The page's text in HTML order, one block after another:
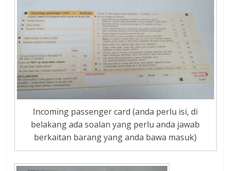
Incoming passenger card (anda perlu isi, di
belakang ada soalan yang perlu anda jawab
berkaitan barang yang anda bawa masuk)